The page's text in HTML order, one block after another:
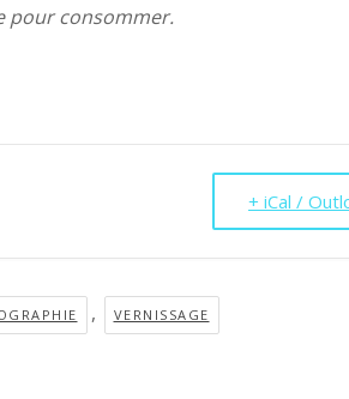
pour consommer.
+ iCal /
, VERNISSAGE